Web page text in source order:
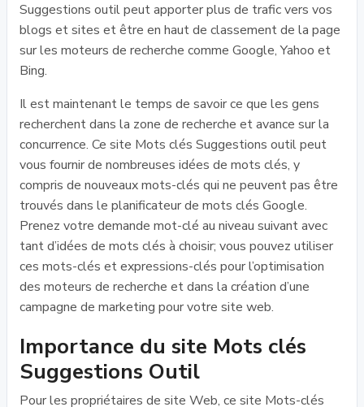
Suggestions outil peut apporter plus de trafic vers vos
blogs et sites et être en haut de classement de la page
sur les moteurs de recherche comme Google, Yahoo et
Bing.
Il est maintenant le temps de savoir ce que les gens
recherchent dans la zone de recherche et avance sur la
concurrence. Ce site Mots clés Suggestions outil peut
vous fournir de nombreuses idées de mots clés, y
compris de nouveaux mots-clés qui ne peuvent pas être
trouvés dans le planificateur de mots clés Google.
Prenez votre demande mot-clé au niveau suivant avec
tant d’idées de mots clés à choisir; vous pouvez utiliser
ces mots-clés et expressions-clés pour l’optimisation
des moteurs de recherche et dans la création d’une
campagne de marketing pour votre site web.
Importance du site Mots clés
Suggestions Outil
Pour les propriétaires de site Web, ce site Mots-clés